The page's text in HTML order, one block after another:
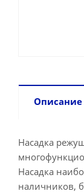
Описание
Насадка
Насадка
наличников,